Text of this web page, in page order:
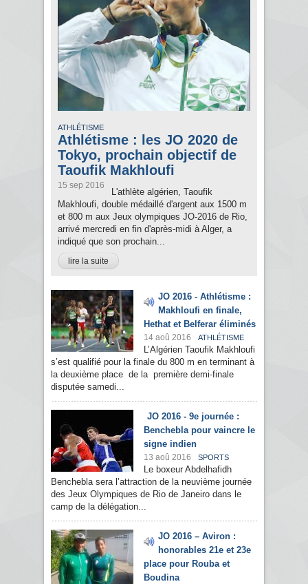
ATHLÉTISME
Athlétisme : les JO 2020 de
Tokyo, prochain objectif de
Taoufik Makhloufi
15 sep 2016
L'athlète algérien, Taoufik
Makhloufi, double médaillé d'argent aux 1500 m
et 800 m aux Jeux olympiques JO-2016 de Rio,
arrivé mercredi en fin d'après-midi à Alger, a
indiqué que son prochain...
lire la suite
JO 2016 - Athlétisme :
Makhloufi en finale,
Hethat et Belferar éliminés
14 aoû 2016 ATHLÉTISME
L’Algérien Taoufik Makhloufi
s’est qualifié pour la finale du 800 m en terminant à
la deuxième place de la première demi-finale
disputée samedi...
JO 2016 - 9e journée :
Benchebla pour vaincre le
signe indien
13 aoû 2016 SPORTS
Le boxeur Abdelhafidh
Benchebla sera l’attraction de la neuvième journée
des Jeux Olympiques de Rio de Janeiro dans le
camp de la délégation...
JO 2016 – Aviron :
honorables 21e et 23e
place pour Rouba et
Boudina